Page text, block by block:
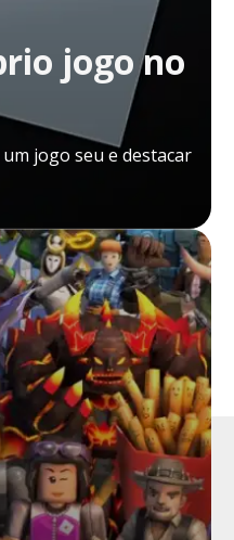
jogo no
jogo seu e destacar